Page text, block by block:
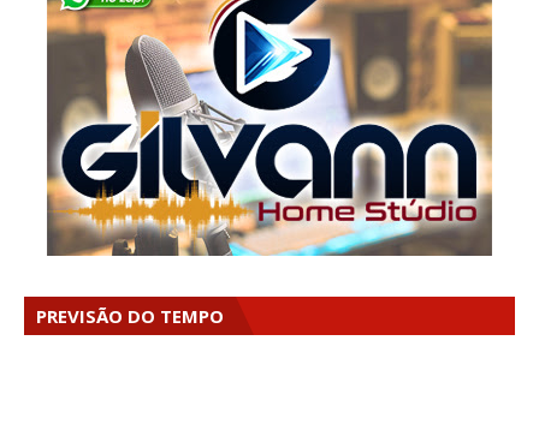
PREVISÃO DO TEMPO